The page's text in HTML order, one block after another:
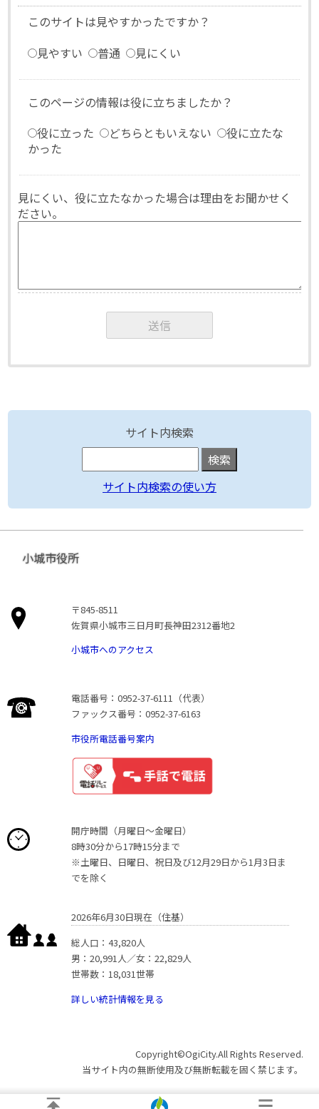
このサイトは見やすかったですか？
見やすい
普通 見にくい
このページの情報は役に立ちましたか？
役に立った
どちらともいえない
役に立たな
かった
見にくい、役に立たなかった場合は理由をお聞かせく
ださい。
サイト内検索
サイト内検索の使い方
小城市役所
〒845-8511
佐賀県小城市三日月町長神田2312番地2
小城市へのアクセス
電話番号：0952-37-6111（代表）
ファックス番号：0952-37-6163
市役所電話番号案内
開庁時間（月曜日〜金曜日）
8時30分から17時15分まで
※土曜日、日曜日、祝日及び12月29日から1月3日ま
でを除く
2026年6月30日現在（住基）
総人口：43,820人
男：20,991人／女：22,829人
世帯数：18,031世帯
詳しい統計情報を見る
Copyright©OgiCity.All Rights Reserved.
当サイト内の無断使用及び無断転載を固く禁じます。